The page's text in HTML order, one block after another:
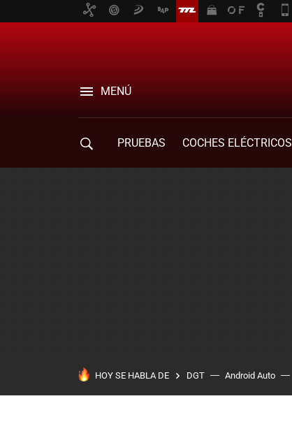
MENÚ
PRUEBAS COCHES ELÉCTRICOS
HOY SE HABLA DE DGT Android Auto